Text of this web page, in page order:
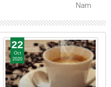
Nam
22
Oct
2020